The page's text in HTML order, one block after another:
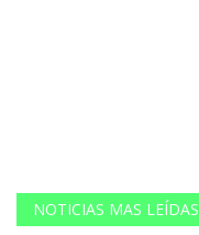
NOTICIAS MAS LEÍDAS